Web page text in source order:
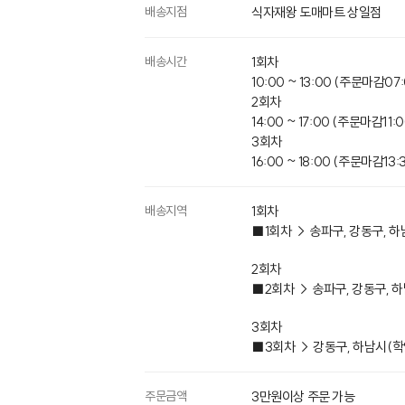
배송지점 식자재왕 도매마트 상일점
배송시간
1회차
10:00 ~ 13:00 (주문마감
2회차
14:00 ~ 17:00 (주문마감
3회차
16:00 ~ 18:00 (주문마감
배송지역
1회차
■1회차 → 송파구, 강동구, 하
2회차
■2회차 → 송파구, 강동구, 하
3회차
■3회차 → 강동구, 하남시​(학
주문금액 3만원이상 주문 가능